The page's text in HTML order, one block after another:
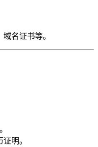
名证书等。
明。